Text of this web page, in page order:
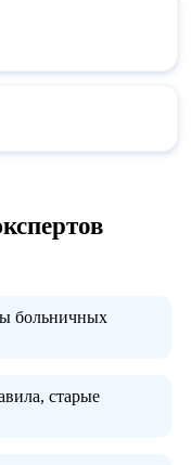
больничных
старые